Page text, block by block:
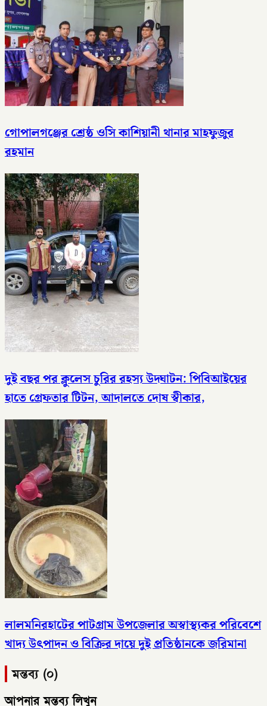
গোপালগঞ্জের শ্রেষ্ঠ ওসি কাশিয়ানী থানার মাহফুজুর
রহমান
দুই বছর পর ক্লুলেস চুরির রহস্য উদ্ঘাটন: পিবিআইয়ের
হাতে গ্রেফতার টিটন, আদালতে দোষ স্বীকার,
লালমনিরহাটের পাটগ্রাম উপজেলার অস্বাস্থ্যকর পরিবেশে
খাদ্য উৎপাদন ও বিক্রির দায়ে দুই প্রতিষ্ঠানকে জরিমানা
মন্তব্য (০)
আপনার মন্তব্য লিখুন